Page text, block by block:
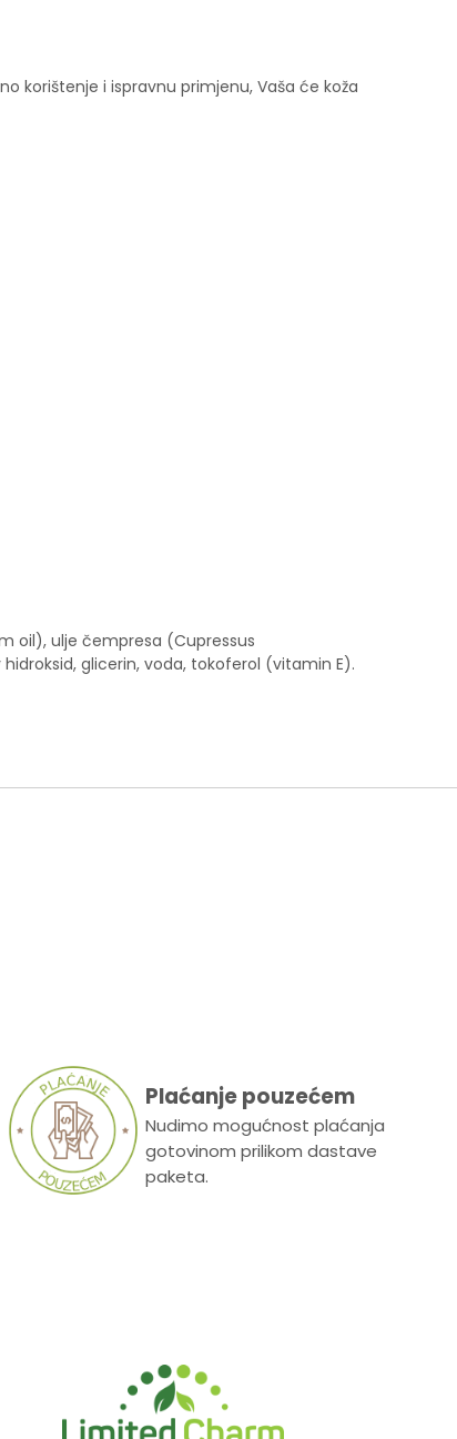
korištenje i ispravnu primjenu, Vaša će koža
oil), ulje čempresa (Cupressus
glicerin, voda, tokoferol (vitamin E).
Plaćanje pouzećem
Nudimo mogućnost plaćanja
gotovinom prilikom dastave
paketa.